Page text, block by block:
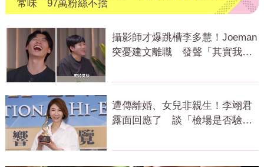
常味 97萬粉絲不捨
攝影師才爆跳槽李多慧！Joeman
突憂建文離職 發聲「其實我很
遭傳離婚、女兒非親生！李翊君
露面回應了 談「檢場是否驗